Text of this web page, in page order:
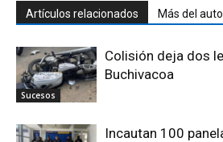
Artículos relacionados Más del
Sucesos
Colisión deja dos
Buchivacoa
Incautan 100